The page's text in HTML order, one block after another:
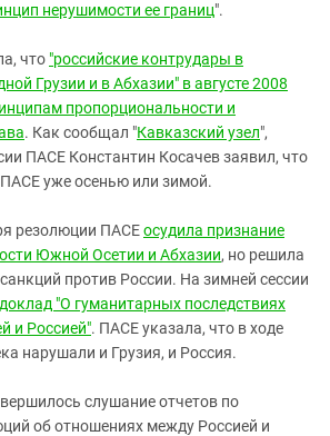
нерушимости ее границ".
что "российские контрудары в
Грузии и в Абхазии" в августе 2008
пропорциональности и
. Как сообщал "Кавказский узел",
ПАСЕ Константин Косачев заявил, что
уже осенью или зимой.
резолюции ПАСЕосудила признание
Южной Осетии и Абхазии, но решила
против России. На зимней сессии
доклад "О гуманитарных последствиях
и Россией". ПАСЕ указала, что в ходе
нарушали и Грузия, и Россия.
слушание отчетов по
об отношениях между Россией и